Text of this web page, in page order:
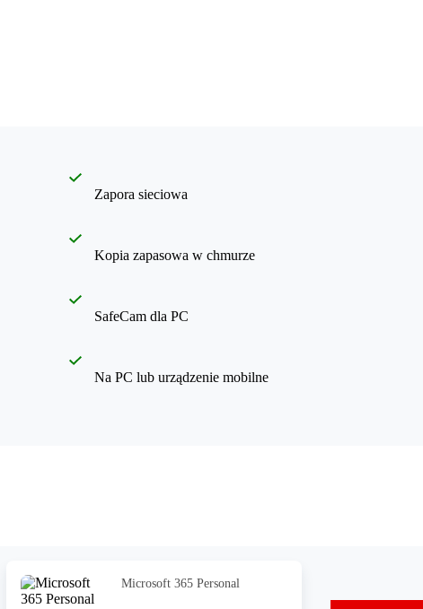
Zapora sieciowa
Kopia zapasowa w chmurze
SafeCam dla PC
Na PC lub urządzenie mobilne
Microsoft 365 Personal